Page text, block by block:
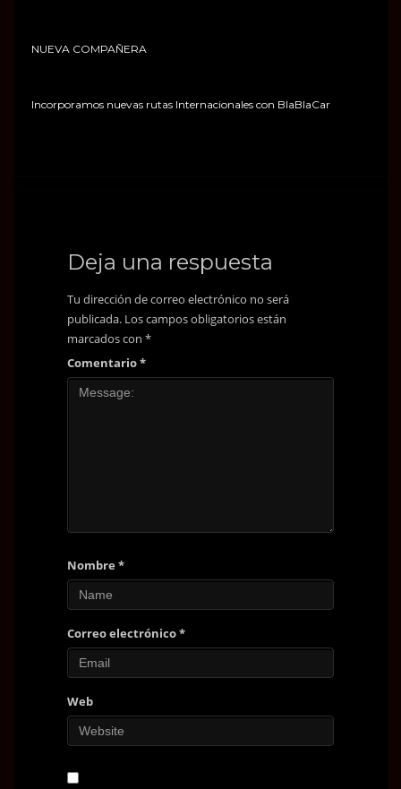
NUEVA COMPAÑERA
Incorporamos nuevas rutas Internacionales con BlaBlaCar
Deja una respuesta
Tu dirección de correo electrónico no será
publicada. Los campos obligatorios están
marcados con *
Comentario*
Nombre *
Correo electrónico*
Web